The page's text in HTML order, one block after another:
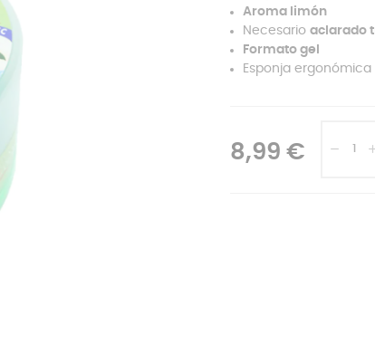
Aroma limón
Necesario aclarado
Formato gel
Esponja
8,99 €